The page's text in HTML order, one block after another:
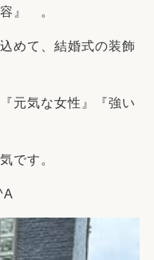
』 。
めて、結婚式の装飾
元気な女性』『強い
です。